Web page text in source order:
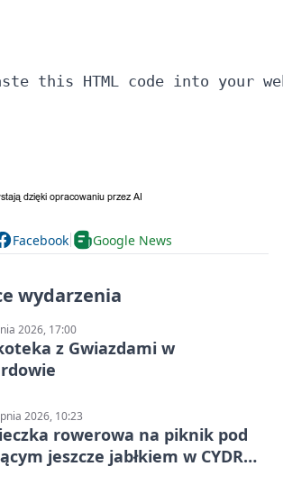
Facebook Google News
wydarzenia
2026, 17:00
z Gwiazdami w
2026, 10:23
rowerowa na piknik pod
jeszcze jabłkiem w CYDR